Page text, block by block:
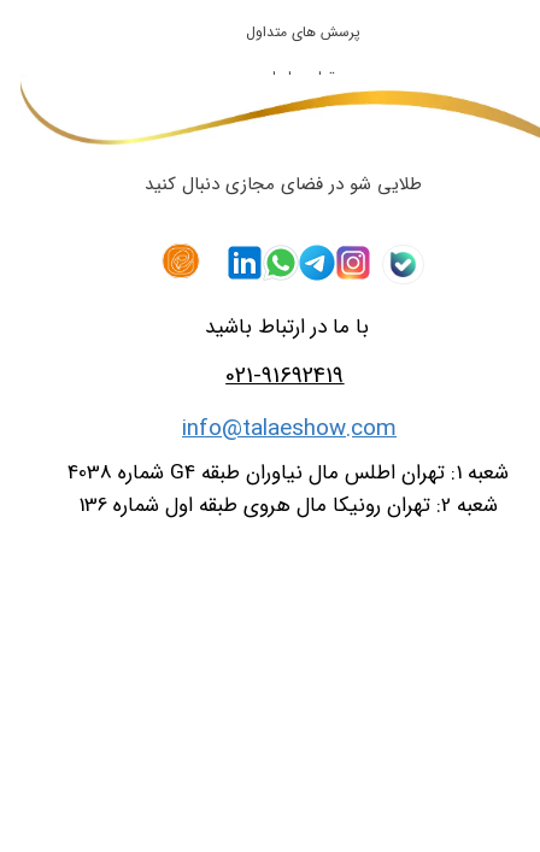
پرسش های متداول
تماس با ما
شعبه 1: تهران اطلس مال نیاوران طبقه G4 شماره 4038
شعبه 2: تهران رونیکا مال هروی طبقه اول شماره 136
طلایی شو در فضای مجازی دنبال کنید
021-91692419
info@talaeshow.com
با ما در ارتباط باشید